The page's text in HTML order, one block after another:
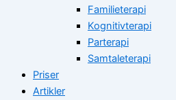
Familieterapi
Kognitivterapi
Parterapi
Samtaleterapi
Priser
Artikler